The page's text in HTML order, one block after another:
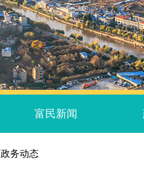
富民新闻
政务动态